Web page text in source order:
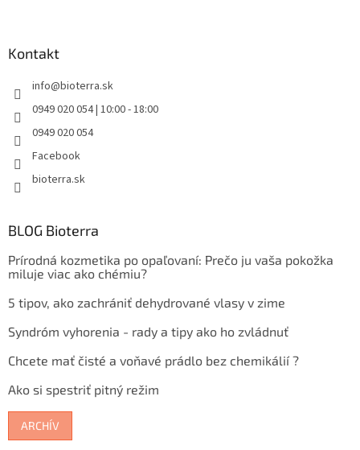
Kontakt
info@bioterra.sk
0949 020 054 | 10:00 - 18:00
0949 020 054
Facebook
bioterra.sk
BLOG Bioterra
Prírodná kozmetika po opaľovaní: Prečo ju vaša pokožka
miluje viac ako chémiu?
5 tipov, ako zachrániť dehydrované vlasy v zime
Syndróm vyhorenia - rady a tipy ako ho zvládnuť
Chcete mať čisté a voňavé prádlo bez chemikálií ?
Ako si spestriť pitný režim
ARCHÍV